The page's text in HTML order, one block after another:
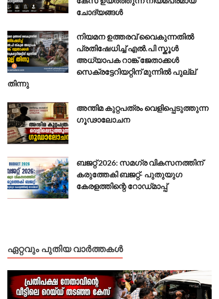
ചോദ്യങ്ങൾ
നിയമന ഉത്തരവ് വൈകുന്നതിൽ
പ്രതിഷേധിച്ച് എൽ.പി സ്കൂൾ
അധ്യാപക റാങ്ക് ജേതാക്കൾ
സെക്രട്ടേറിയറ്റിന് മുന്നിൽ പുല്ല്
തിന്നു
അന്തിമ കുറ്റപത്രം വെളിപ്പെടുത്തുന്ന
ഗൂഢാലോചന
ബജറ്റ് 2026: സമഗ്ര വികസനത്തിന്
കരുത്തേകി ബജറ്റ്- പുതുയുഗ
കേരളത്തിന്റെ റോഡ്‌മാപ്പ്
ഏറ്റവും പുതിയ വാർത്തകൾ